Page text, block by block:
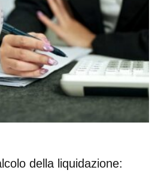
della liquidazione: